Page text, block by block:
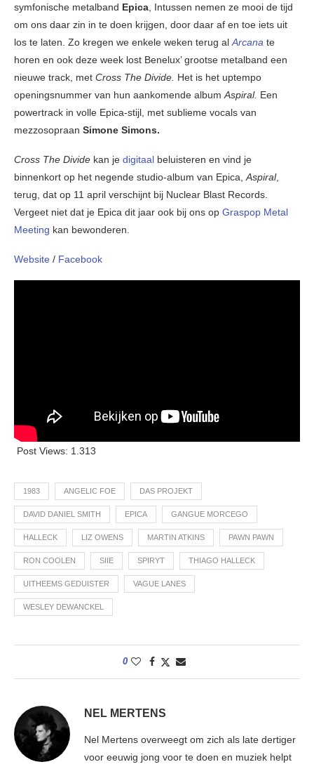
symfonische metalband Epica , Intussen nemen ze mooi de tijd
om ons daar zin in te doen krijgen, door daar af en toe iets uit
los te laten. Zo kregen we enkele weken terug al Arcana te
horen en ook deze week lost Benelux’ grootse metalband een
nieuwe track, met Cross The Divide. Het is het uptempo
openingsnummer van hun aankomende album Aspiral. Een
powertrack in volle Epica-stijl, met sublieme vocals van
mezzosopraan Simone Simons.
Cross The Divide kan je digitaal beluisteren en vind je
binnenkort op het negende studio-album van Epica, Aspiral,
terug, dat op 11 april verschijnt bij Nuclear Blast Records.
Vergeet niet dat je Epica dit jaar ook bij ons op Graspop Metal
Meeting kan bewonderen.
Website / Facebook
Post Views: 1.313
1983 ANGELIC FOE DAS PROJEKT
DAVID DANIEL SMITH EPICA GANGUE MORCEGO
HALLECK LIZ OWENS MARTIN ATKINS PAWN PAWN
RON COOLEN SIIE SPIRYT THIAGO HALLECK
UITHEEMS GEDUISTER VAGUE LANES
WESLEY DEWANCKEL
0
NEL MERTENS
Nel Mertens overweegt om zich als late dertiger
voor eeuwig jong voor te doen en muziek helpt